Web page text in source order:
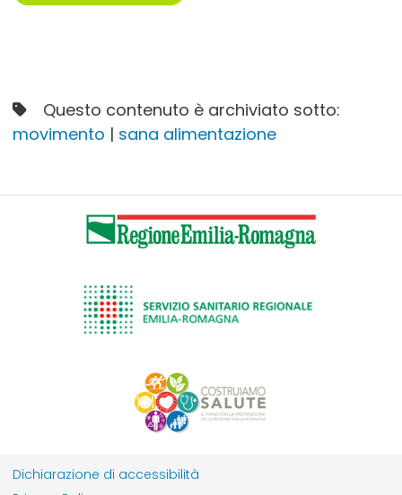
Questo contenuto è archiviato sotto:
movimento | sana alimentazione
Dichiarazione di accessibilità